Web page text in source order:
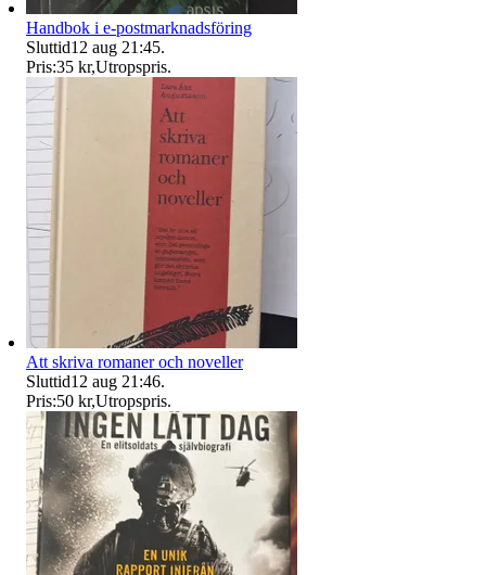
Handbok i e-postmarknadsföring
Sluttid12 aug 21:45.
Pris:35 kr,Utropspris.
Att skriva romaner och noveller
Sluttid12 aug 21:46.
Pris:50 kr,Utropspris.